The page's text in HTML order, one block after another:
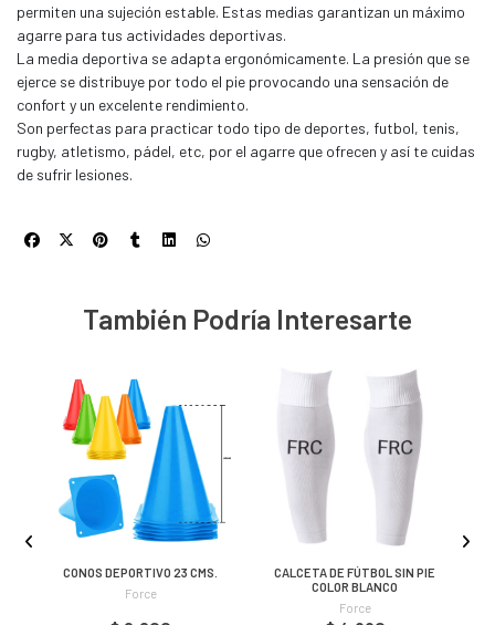
permiten una sujeción estable. Estas medias garantizan un máximo
agarre para tus actividades deportivas.
La media deportiva se adapta ergonómicamente. La presión que se
ejerce se distribuye por todo el pie provocando una sensación de
confort y un excelente rendimiento.
Son perfectas para practicar todo tipo de deportes, futbol, tenis,
rugby, atletismo, pádel, etc, por el agarre que ofrecen y así te cuidas
de sufrir lesiones.
También Podría Interesarte
CONOS DEPORTIVO 23 CMS.
Force
CALCETA DE FÚTBOL SIN PIE
COLOR BLANCO
Force